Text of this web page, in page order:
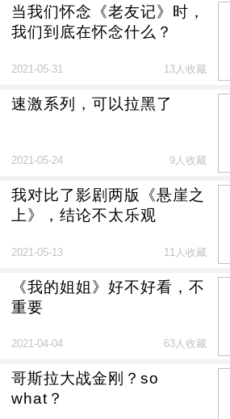
当我们怀念《老友记》时，
我们到底在怀念什么？
2021-05-31 13人收藏
速激系列，可以拉黑了
2021-05-24 9人收藏
我对比了影剧两版《悬崖之
上》，结论不太乐观
2021-05-13 11人收藏
《我的姐姐》好不好看，不
重要
2021-04-04 63人收藏
哥斯拉大战金刚？so
what？